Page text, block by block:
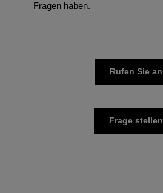
Fragen haben.
Rufen Sie an
Frage stellen